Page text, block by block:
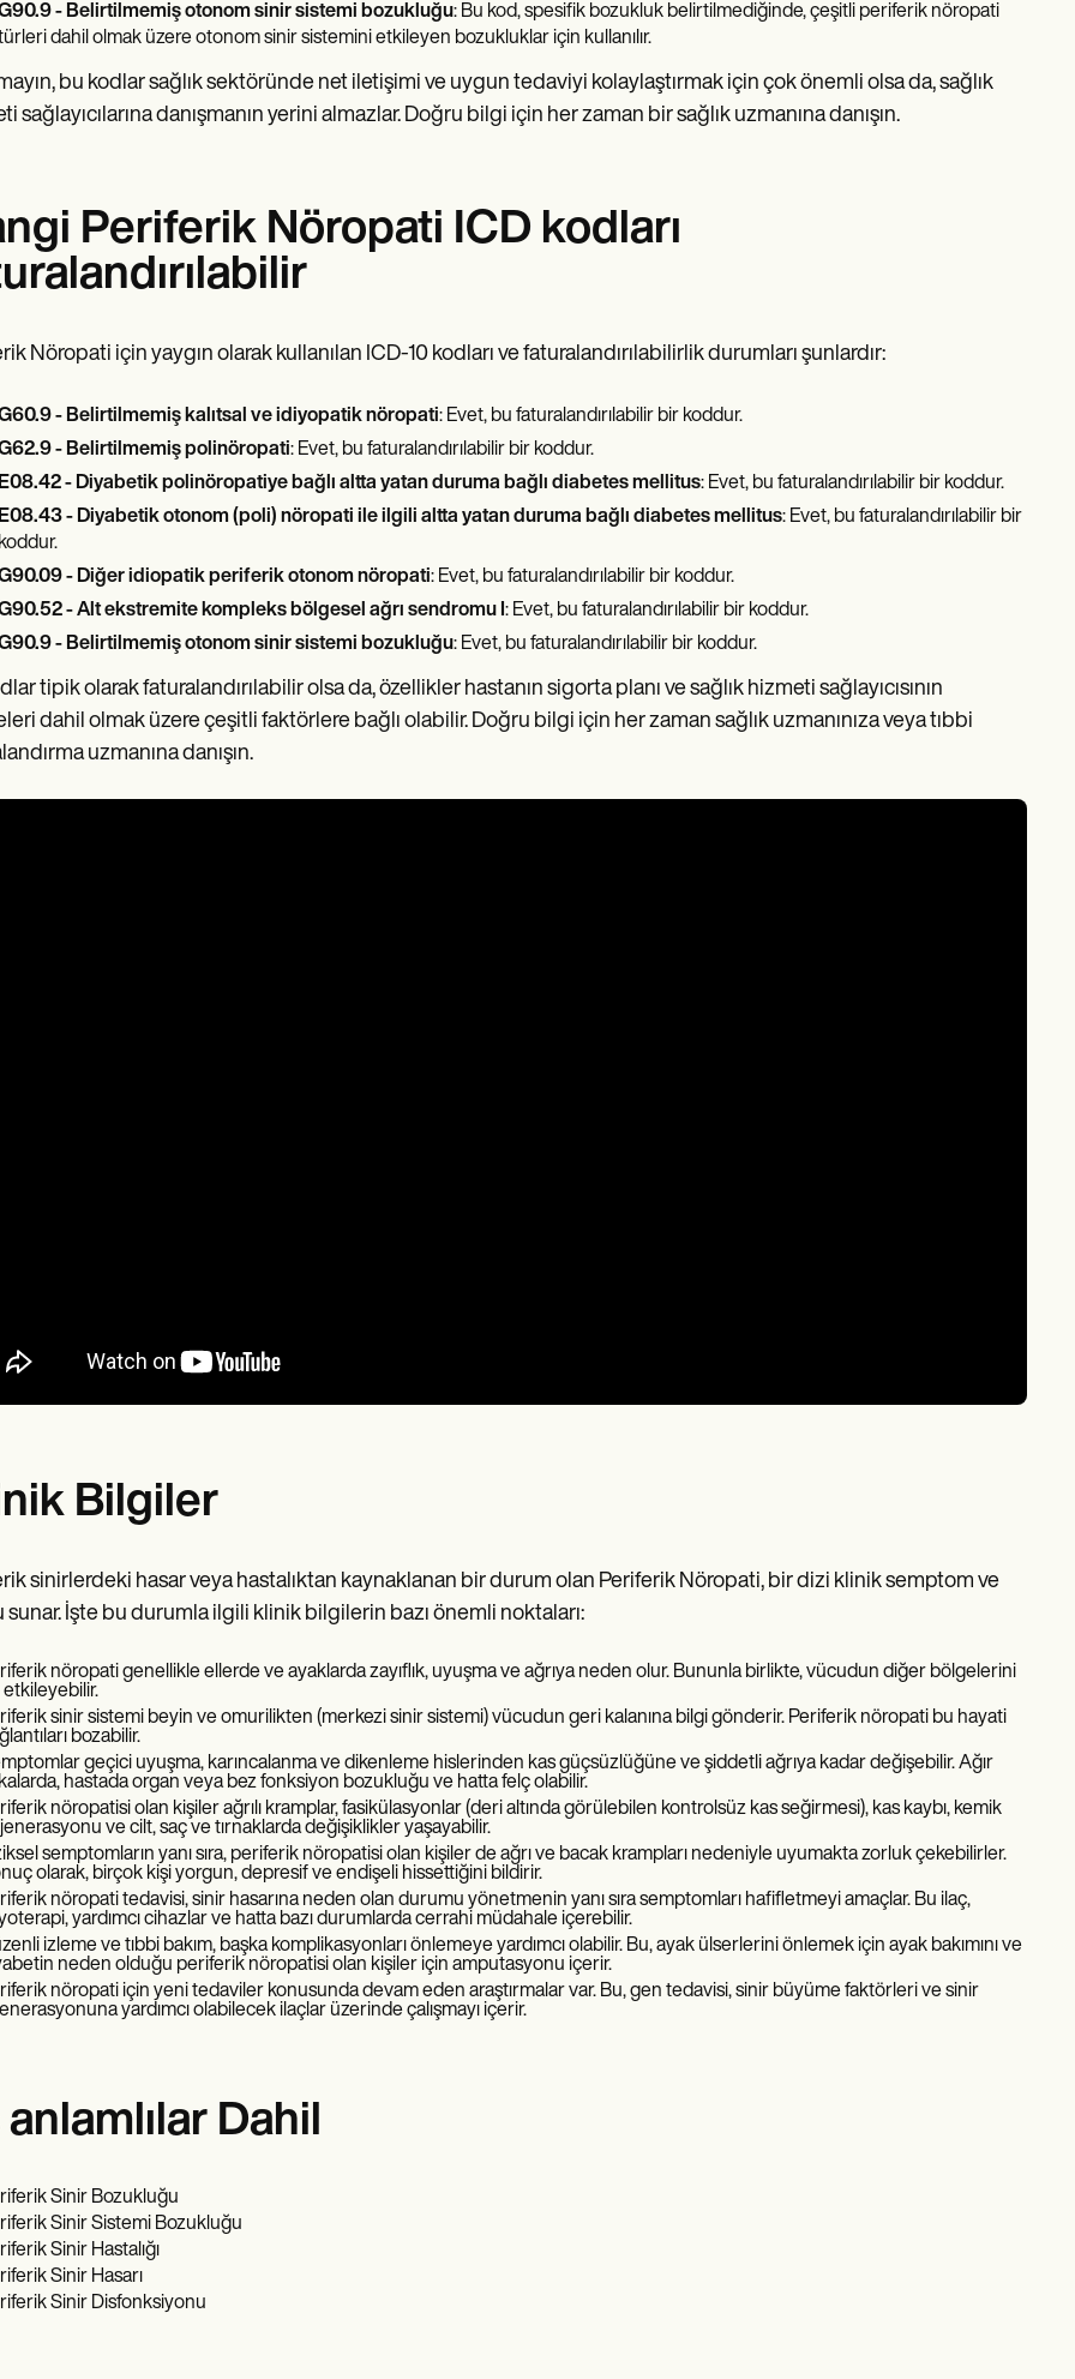
- Belirtilmemiş otonom sinir sistemi bozukluğu: Bu kod, spesifik bozukluk belirtilmediğinde, çeşitli periferik nöropati
dahil olmak üzere otonom sinir sistemini etkileyen bozukluklar için kullanılır.
bu kodlar sağlık sektöründe net iletişimi ve uygun tedaviyi kolaylaştırmak için çok önemli olsa da, sağlık
sağlayıcılarına danışmanın yerini almazlar. Doğru bilgi için her zaman bir sağlık uzmanına danışın.
Periferik Nöropati ICD kodları
Nöropati için yaygın olarak kullanılan ICD-10 kodları ve faturalandırılabilirlik durumları şunlardır:
- Belirtilmemiş kalıtsal ve idiyopatik nöropati: Evet, bu faturalandırılabilir bir koddur.
- Belirtilmemiş polinöropati: Evet, bu faturalandırılabilir bir koddur.
E08.42 - Diyabetik polinöropatiye bağlı altta yatan duruma bağlı diabetes mellitus: Evet, bu faturalandırılabilir bir koddur.
E08.43 - Diyabetik otonom (poli) nöropati ile ilgili altta yatan duruma bağlı diabetes mellitus: Evet, bu faturalandırılabilir bir
koddur.
- Diğer idiopatik periferik otonom nöropati: Evet, bu faturalandırılabilir bir koddur.
- Alt ekstremite kompleks bölgesel ağrı sendromu I : Evet, bu faturalandırılabilir bir koddur.
- Belirtilmemiş otonom sinir sistemi bozukluğu: Evet, bu faturalandırılabilir bir koddur.
tipik olarak faturalandırılabilir olsa da, özellikler hastanın sigorta planı ve sağlık hizmeti sağlayıcısının
dahil olmak üzere çeşitli faktörlere bağlı olabilir. Doğru bilgi için her zaman sağlık uzmanınıza veya tıbbi
uzmanına danışın.
Bilgiler
sinirlerdeki hasar veya hastalıktan kaynaklanan bir durum olan Periferik Nöropati, bir dizi klinik semptom ve
sunar. İşte bu durumla ilgili klinik bilgilerin bazı önemli noktaları:
nöropati genellikle ellerde ve ayaklarda zayıflık, uyuşma ve ağrıya neden olur. Bununla birlikte, vücudun diğer bölgelerini
etkileyebilir.
sinir sistemi beyin ve omurilikten (merkezi sinir sistemi) vücudun geri kalanına bilgi gönderir. Periferik nöropati bu hayati
bozabilir.
geçici uyuşma, karıncalanma ve dikenleme hislerinden kas güçsüzlüğüne ve şiddetli ağrıya kadar değişebilir. Ağır
hastada organ veya bez fonksiyon bozukluğu ve hatta felç olabilir.
nöropatisi olan kişiler ağrılı kramplar, fasikülasyonlar (deri altında görülebilen kontrolsüz kas seğirmesi), kas kaybı, kemik
ve cilt, saç ve tırnaklarda değişiklikler yaşayabilir.
semptomların yanı sıra, periferik nöropatisi olan kişiler de ağrı ve bacak krampları nedeniyle uyumakta zorluk çekebilirler.
olarak, birçok kişi yorgun, depresif ve endişeli hissettiğini bildirir.
nöropati tedavisi, sinir hasarına neden olan durumu yönetmenin yanı sıra semptomları hafifletmeyi amaçlar. Bu ilaç,
yardımcı cihazlar ve hatta bazı durumlarda cerrahi müdahale içerebilir.
izleme ve tıbbi bakım, başka komplikasyonları önlemeye yardımcı olabilir. Bu, ayak ülserlerini önlemek için ayak bakımını ve
neden olduğu periferik nöropatisi olan kişiler için amputasyonu içerir.
nöropati için yeni tedaviler konusunda devam eden araştırmalar var. Bu, gen tedavisi, sinir büyüme faktörleri ve sinir
yardımcı olabilecek ilaçlar üzerinde çalışmayı içerir.
anlamlılar Dahil
Sinir Bozukluğu
Sinir Sistemi Bozukluğu
Sinir Hastalığı
Sinir Hasarı
Sinir Disfonksiyonu